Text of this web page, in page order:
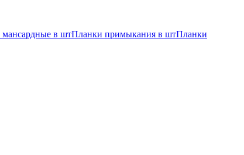
в штПланки примыкания в штПланки